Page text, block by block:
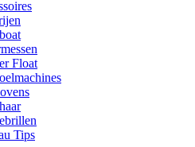
Float
Tips